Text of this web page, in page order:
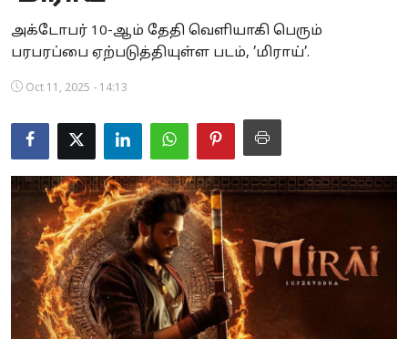
Business
National
World
Astrology
Spirituality
Weather
அக்டோபர் 10-ஆம் தேதி வெளியாகி பெரும்
பரபரப்பை ஏற்படுத்தியுள்ள படம், ’மிராய்’.
Oct 11, 2025 - 14:13